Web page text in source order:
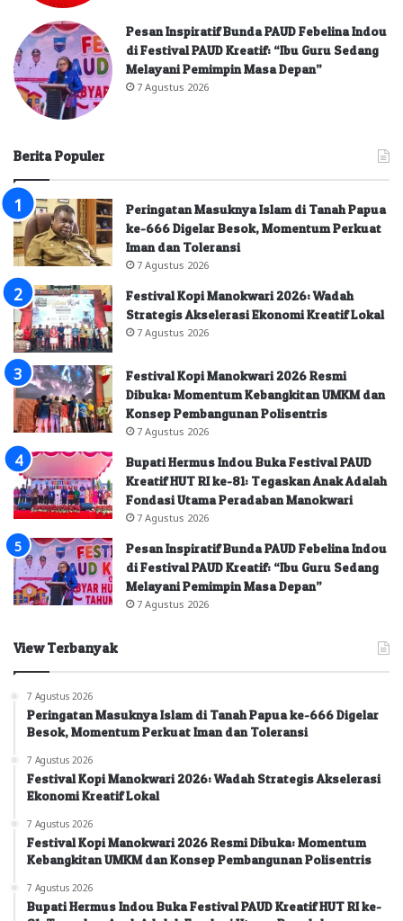
Pesan Inspiratif Bunda PAUD Febelina Indou
di Festival PAUD Kreatif: “Ibu Guru Sedang
Melayani Pemimpin Masa Depan”
7 Agustus 2026
Berita Populer
Peringatan Masuknya Islam di Tanah Papua
ke-666 Digelar Besok, Momentum Perkuat
Iman dan Toleransi
7 Agustus 2026
Festival Kopi Manokwari 2026: Wadah
Strategis Akselerasi Ekonomi Kreatif Lokal
7 Agustus 2026
Festival Kopi Manokwari 2026 Resmi
Dibuka: Momentum Kebangkitan UMKM dan
Konsep Pembangunan Polisentris
7 Agustus 2026
Bupati Hermus Indou Buka Festival PAUD
Kreatif HUT RI ke-81: Tegaskan Anak Adalah
Fondasi Utama Peradaban Manokwari
7 Agustus 2026
Pesan Inspiratif Bunda PAUD Febelina Indou
di Festival PAUD Kreatif: “Ibu Guru Sedang
Melayani Pemimpin Masa Depan”
7 Agustus 2026
View Terbanyak
7 Agustus 2026
Peringatan Masuknya Islam di Tanah Papua ke-666 Digelar
Besok, Momentum Perkuat Iman dan Toleransi
7 Agustus 2026
Festival Kopi Manokwari 2026: Wadah Strategis Akselerasi
Ekonomi Kreatif Lokal
7 Agustus 2026
Festival Kopi Manokwari 2026 Resmi Dibuka: Momentum
Kebangkitan UMKM dan Konsep Pembangunan Polisentris
7 Agustus 2026
Bupati Hermus Indou Buka Festival PAUD Kreatif HUT RI ke-